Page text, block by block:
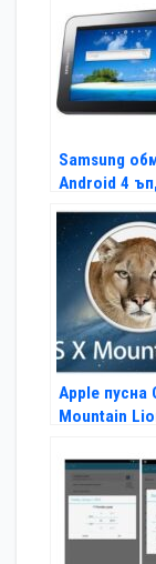
Samsung
Android 4
Galaxy Tab
Apple пусна
Mountain